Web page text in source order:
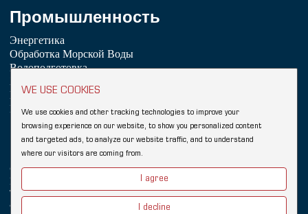
WE USE COOKIES
We use cookies and other tracking technologies to improve your
browsing experience on our website, to show you personalized content
and targeted ads, to analyze our website traffic, and to understand
where our visitors are coming from.
I agree
I decline
Промышленность
Энергетика
Обработка Морской Воды
Водоподготовка
Химическая Промышленность
Нефтепереработка
Пищевая промышленность и напитки
Copyright © 2026 Hebei YUBO Filtration Equipment Co.,Ltd.
Sitemap
Ссылки:Клиновидный проволочный фильтр
Клиновидная проволочная сетка Johnson
Wedge Wire ScreenVee WireФильтрующие элементы
Фильтровальный корпус